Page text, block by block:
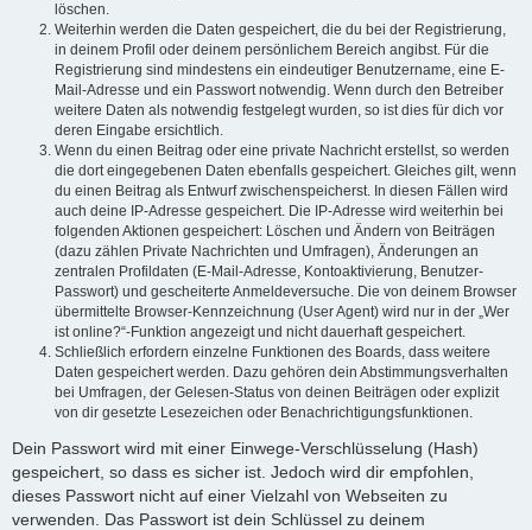
löschen.
Weiterhin werden die Daten gespeichert, die du bei der Registrierung,
in deinem Profil oder deinem persönlichem Bereich angibst. Für die
Registrierung sind mindestens ein eindeutiger Benutzername, eine E-
Mail-Adresse und ein Passwort notwendig. Wenn durch den Betreiber
weitere Daten als notwendig festgelegt wurden, so ist dies für dich vor
deren Eingabe ersichtlich.
Wenn du einen Beitrag oder eine private Nachricht erstellst, so werden
die dort eingegebenen Daten ebenfalls gespeichert. Gleiches gilt, wenn
du einen Beitrag als Entwurf zwischenspeicherst. In diesen Fällen wird
auch deine IP-Adresse gespeichert. Die IP-Adresse wird weiterhin bei
folgenden Aktionen gespeichert: Löschen und Ändern von Beiträgen
(dazu zählen Private Nachrichten und Umfragen), Änderungen an
zentralen Profildaten (E-Mail-Adresse, Kontoaktivierung, Benutzer-
Passwort) und gescheiterte Anmeldeversuche. Die von deinem Browser
übermittelte Browser-Kennzeichnung (User Agent) wird nur in der „Wer
ist online?“-Funktion angezeigt und nicht dauerhaft gespeichert.
Schließlich erfordern einzelne Funktionen des Boards, dass weitere
Daten gespeichert werden. Dazu gehören dein Abstimmungsverhalten
bei Umfragen, der Gelesen-Status von deinen Beiträgen oder explizit
von dir gesetzte Lesezeichen oder Benachrichtigungsfunktionen.
Dein Passwort wird mit einer Einwege-Verschlüsselung (Hash)
gespeichert, so dass es sicher ist. Jedoch wird dir empfohlen,
dieses Passwort nicht auf einer Vielzahl von Webseiten zu
verwenden. Das Passwort ist dein Schlüssel zu deinem